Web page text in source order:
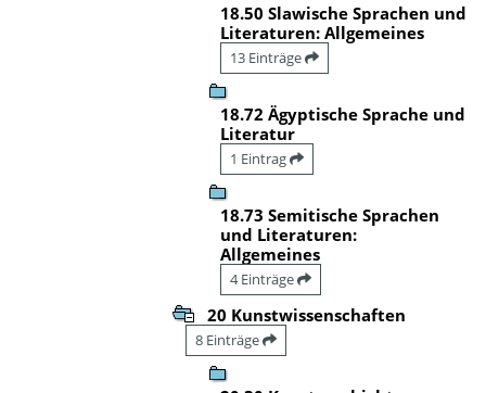
18.50 Slawische Sprachen und
Literaturen: Allgemeines
13 Einträge
18.72 Ägyptische Sprache und
Literatur
1 Eintrag
18.73 Semitische Sprachen
und Literaturen:
Allgemeines
4 Einträge
20 Kunstwissenschaften
8 Einträge